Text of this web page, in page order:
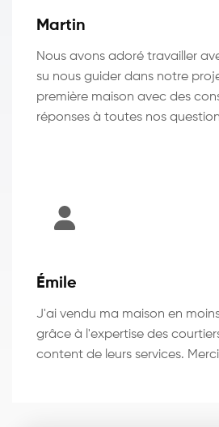
Martin
Nous avons adoré travailler
su nous guider dans notre
première maison avec des
réponses à toutes nos
Émile
J'ai vendu ma maison en
grâce à l'expertise des
content de leurs services.